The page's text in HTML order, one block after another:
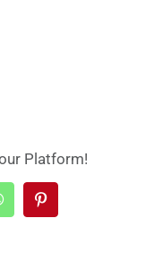
Platform!
Pinterest